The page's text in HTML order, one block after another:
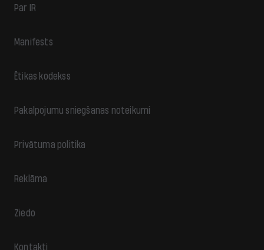
Par IR
Manifests
Ētikas kodekss
Pakalpojumu sniegšanas noteikumi
Privātuma politika
Reklāma
Ziedo
Kontakti